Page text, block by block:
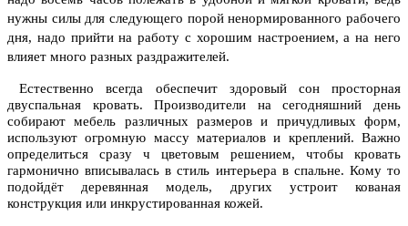
нужны силы для следующего порой ненормированного рабочего
дня, надо прийти на работу с хорошим настроением, а на него
влияет много разных раздражителей.
Естественно всегда обеспечит здоровый сон просторная
двуспальная кровать. Производители на сегодняшний день
собирают мебель различных размеров и причудливых форм,
используют огромную массу материалов и креплений. Важно
определиться сразу ч цветовым решением, чтобы кровать
гармонично вписывалась в стиль интерьера в спальне. Кому то
подойдёт деревянная модель, других устроит кованая
конструкция или инкрустированная кожей.